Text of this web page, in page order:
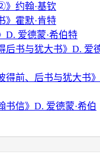
约翰·基钦
》霍默·肯特
爱德蒙·希伯特
后书与犹大书》D. 爱
前、后书与犹大书》
信》D. 爱德蒙·希伯